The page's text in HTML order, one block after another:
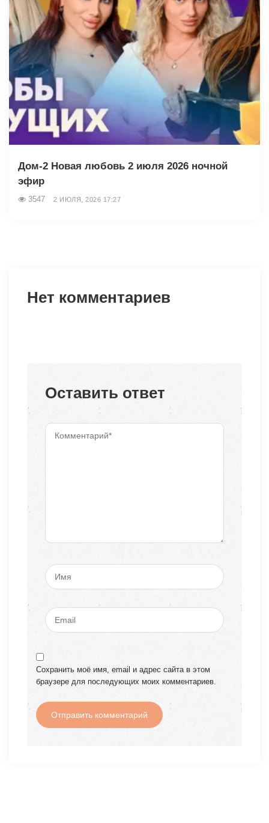
Дом-2 Новая любовь 2 июля 2026 ночной
эфир
3547 2 ИЮЛЯ, 2026 17:27
Нет комментариев
Оставить ответ
Сохранить моё имя, email и адрес сайта в этом
браузере для последующих моих комментариев.